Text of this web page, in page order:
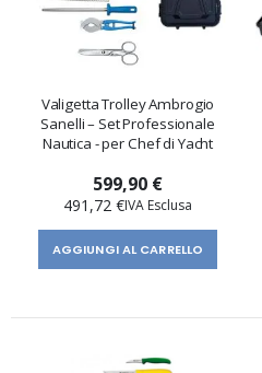
Valigetta Trolley Ambrogio
Sanelli – Set Professionale
Nautica - per Chef di Yacht
599,90 €
491,72 €
AGGIUNGI AL CARRELLO